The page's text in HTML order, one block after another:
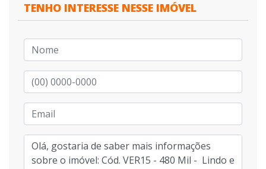
TENHO INTERESSE NESSE IMÓVEL